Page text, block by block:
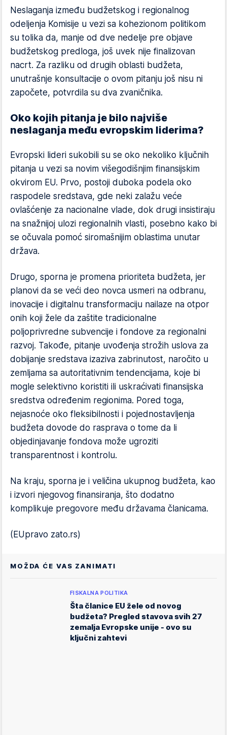
Neslaganja između budžetskog i regionalnog
odeljenja Komisije u vezi sa kohezionom politikom
su tolika da, manje od dve nedelje pre objave
budžetskog predloga, još uvek nije finalizovan
nacrt. Za razliku od drugih oblasti budžeta,
unutrašnje konsultacije o ovom pitanju još nisu ni
započete, potvrdila su dva zvaničnika.
Oko kojih pitanja je bilo najviše
neslaganja među evropskim liderima?
Evropski lideri sukobili su se oko nekoliko ključnih
pitanja u vezi sa novim višegodišnjim finansijskim
okvirom EU. Prvo, postoji duboka podela oko
raspodele sredstava, gde neki zalažu veće
ovlašćenje za nacionalne vlade, dok drugi insistiraju
na snažnijoj ulozi regionalnih vlasti, posebno kako bi
se očuvala pomoć siromašnijim oblastima unutar
država.
Drugo, sporna je promena prioriteta budžeta, jer
planovi da se veći deo novca usmeri na odbranu,
inovacije i digitalnu transformaciju nailaze na otpor
onih koji žele da zaštite tradicionalne
poljoprivredne subvencije i fondove za regionalni
razvoj. Takođe, pitanje uvođenja strožih uslova za
dobijanje sredstava izaziva zabrinutost, naročito u
zemljama sa autoritativnim tendencijama, koje bi
mogle selektivno koristiti ili uskraćivati finansijska
sredstva određenim regionima. Pored toga,
nejasnoće oko fleksibilnosti i pojednostavljenja
budžeta dovode do rasprava o tome da li
objedinjavanje fondova može ugroziti
transparentnost i kontrolu.
Na kraju, sporna je i veličina ukupnog budžeta, kao
i izvori njegovog finansiranja, što dodatno
komplikuje pregovore među državama članicama.
(EUpravo zato.rs)
MOŽDA ĆE VAS ZANIMATI
FISKALNA POLITIKA
Šta članice EU žele od novog
budžeta? Pregled stavova svih 27
zemalja Evropske unije - ovo su
ključni zahtevi